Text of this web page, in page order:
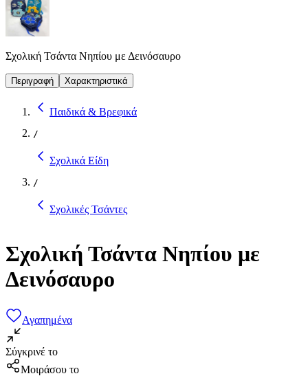
Σχολική Τσάντα Νηπίου με Δεινόσαυρο
Περιγραφή Χαρακτηριστικά
Παιδικά & Βρεφικά
/
Σχολικά Είδη
/
Σχολικές Τσάντες
Σχολική Τσάντα Νηπίου με
Δεινόσαυρο
Αγαπημένα
Σύγκρινέ το
Μοιράσου το